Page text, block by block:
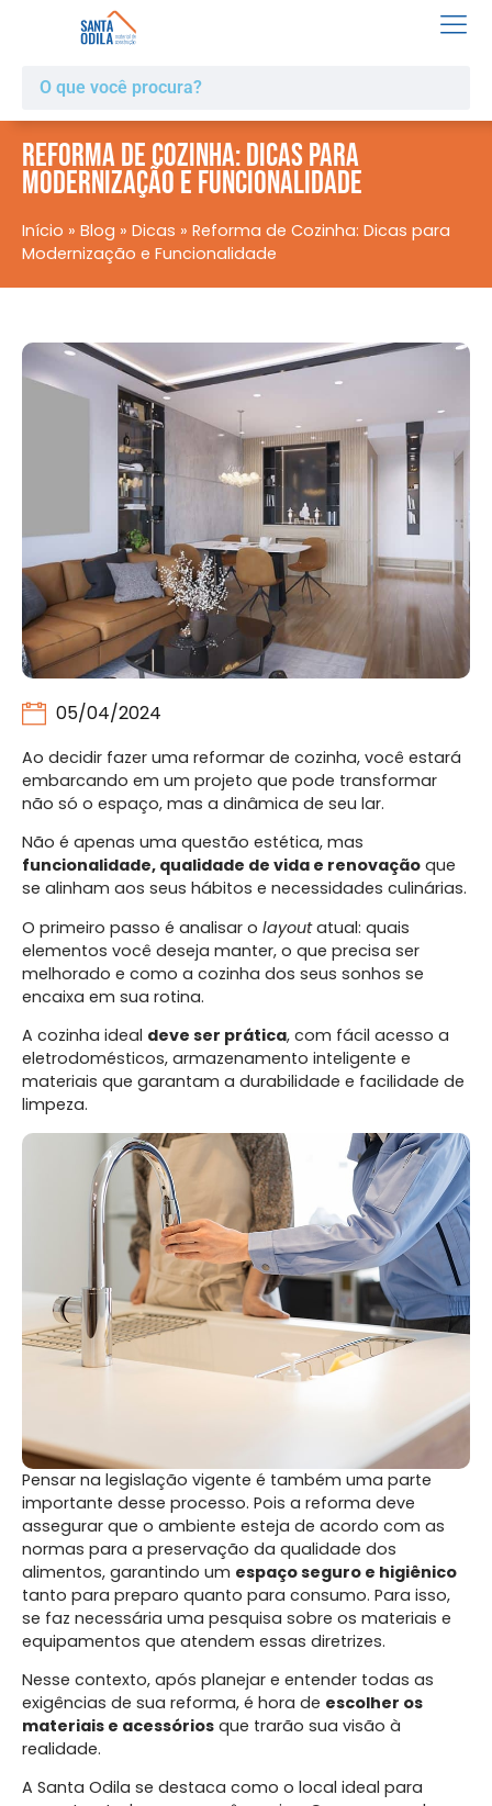
Reforma de Cozinha: Dicas para
Modernização e Funcionalidade
Início » Blog » Dicas » Reforma de Cozinha: Dicas para
Modernização e Funcionalidade
05/04/2024
Ao decidir fazer uma reformar de cozinha, você estará
embarcando em um projeto que pode transformar
não só o espaço, mas a dinâmica de seu lar.
Não é apenas uma questão estética, mas
funcionalidade, qualidade de vida e renovação que
se alinham aos seus hábitos e necessidades culinárias.
O primeiro passo é analisar o layoutatual: quais
elementos você deseja manter, o que precisa ser
melhorado e como a cozinha dos seus sonhos se
encaixa em sua rotina.
A cozinha ideal deve ser prática, com fácil acesso a
eletrodomésticos, armazenamento inteligente e
materiais que garantam a durabilidade e facilidade de
limpeza.
Pensar na legislação vigente é também uma parte
importante desse processo. Pois a reforma deve
assegurar que o ambiente esteja de acordo com as
normas para a preservação da qualidade dos
alimentos, garantindo um espaço seguro e higiênico
tanto para preparo quanto para consumo. Para isso,
se faz necessária uma pesquisa sobre os materiais e
equipamentos que atendem essas diretrizes.
Nesse contexto, após planejar e entender todas as
exigências de sua reforma, é hora de escolher os
materiais e acessórios que trarão sua visão à
realidade.
A Santa Odila se destaca como o local ideal para